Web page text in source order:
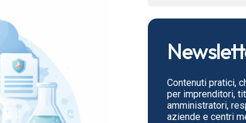
Contenuti pratici,
per imprenditori,
amministratori,
aziende e centri